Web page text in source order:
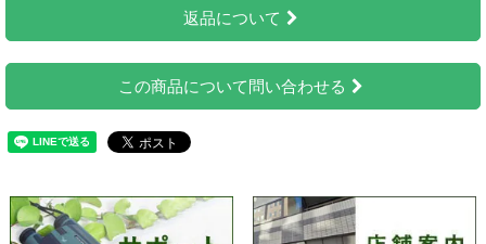
返品について
この商品について問い合わせる